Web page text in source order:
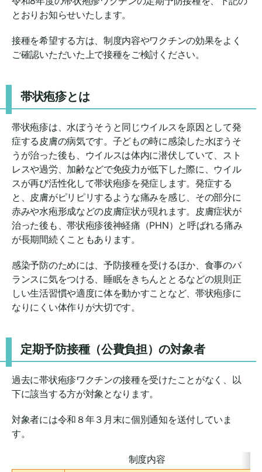
とおりお知らせいたします。
接種を希望する方は、制度内容やワクチンの効果をよく
ご確認いただいた上で接種をご検討ください。
帯状疱疹とは
帯状疱疹は、水ぼうそうと同じウイルスを原因として発
症する皮膚の病気です。子どもの時に感染した水ぼうそ
うが治った後も、ウイルスは体内に潜伏していて、スト
レスや過労、加齢などで免疫力が低下した際に、ウイル
スが再び活性化して帯状疱疹を発症します。発症する
と、皮膚がピリピリするような痛みを感じ、その部分に
赤みや水疱形成などの皮膚症状が現れます。皮膚症状が
治った後も、帯状疱疹後神経痛（PHN）と呼ばれる痛み
が長期間続くこともあります。
感染予防のためには、予防接種を受けるほか、食事のバ
ランスに気をつける、睡眠をきちんととるなどの規則正
しい生活習慣や適度に体を動かすことなど、帯状疱疹に
なりにくい体作りが大切です。
定期予防接種（公費負担）の対象者
過去に帯状疱疹ワクチンの接種を受けたことがなく、以
下に該当する方が対象となります。
対象者には令和８年３月末に個別通知を送付していま
す。
制度内容